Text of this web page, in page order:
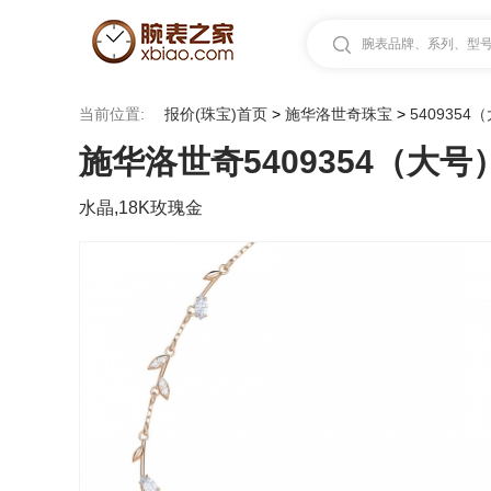
腕表品牌、系列、型
当前位置: 报价(珠宝)首页 > 施华洛世奇珠宝 > 5409354（
施华洛世奇5409354（大号
水晶,18K玫瑰金